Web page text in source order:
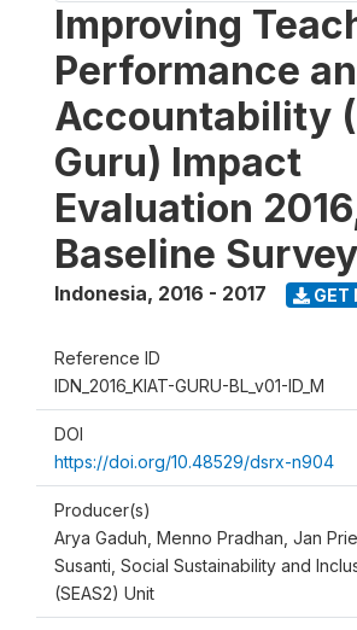
Improving
Performance
Accountability
Guru) Impact
Evaluation
Baseline Survey
Indonesia, 2016 - 2017 GET
Reference ID
IDN_2016_KIAT-GURU-BL_v01-ID_M
DOI
https://doi.org/10.48529/dsrx-n904
Producer(s)
Arya Gaduh, Menno Pradhan, Jan
Susanti, Social Sustainability and
(SEAS2) Unit